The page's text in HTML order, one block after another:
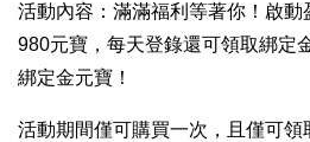
活動內容：滿滿福利等著你！啟
980元寶，每天登錄還可領取綁定
綁定金元寶！
活動期間僅可購買一次，且僅可